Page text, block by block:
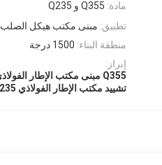
مادة: Q355 و Q235
تطبيق: مبنى مكتب هيكل الصلب
منطقة البناء: 1500 درجة
إبراز:
Q355 مبنى مكتب الإطار الفولاذي
تشييد مكتب الإطار الفولاذي Q235